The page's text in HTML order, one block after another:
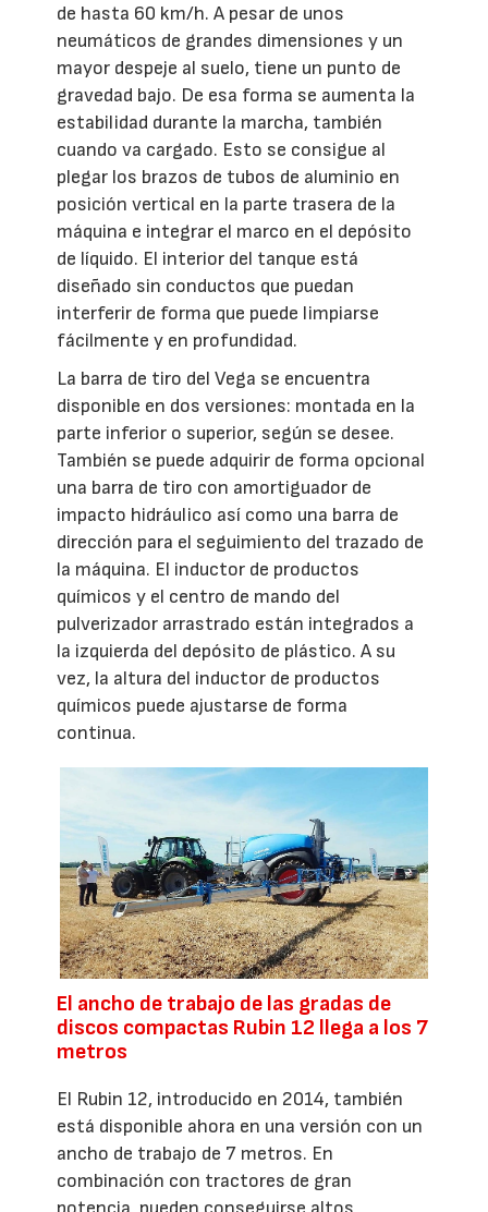
de hasta 60 km/h. A pesar de unos
neumáticos de grandes dimensiones y un
mayor despeje al suelo, tiene un punto de
gravedad bajo. De esa forma se aumenta la
estabilidad durante la marcha, también
cuando va cargado. Esto se consigue al
plegar los brazos de tubos de aluminio en
posición vertical en la parte trasera de la
máquina e integrar el marco en el depósito
de líquido. El interior del tanque está
diseñado sin conductos que puedan
interferir de forma que puede limpiarse
fácilmente y en profundidad.
La barra de tiro del Vega se encuentra
disponible en dos versiones: montada en la
parte inferior o superior, según se desee.
También se puede adquirir de forma opcional
una barra de tiro con amortiguador de
impacto hidráulico así como una barra de
dirección para el seguimiento del trazado de
la máquina. El inductor de productos
químicos y el centro de mando del
pulverizador arrastrado están integrados a
la izquierda del depósito de plástico. A su
vez, la altura del inductor de productos
químicos puede ajustarse de forma
continua.
El ancho de trabajo de las gradas de
discos compactas Rubin 12 llega a los 7
metros
El Rubin 12, introducido en 2014, también
está disponible ahora en una versión con un
ancho de trabajo de 7 metros. En
combinación con tractores de gran